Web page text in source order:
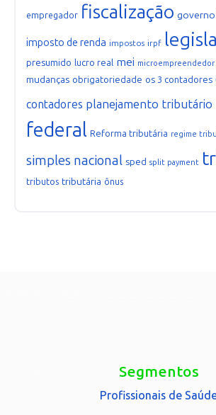
empregador fiscalização
imposto de renda impostos irpf
presumido lucro real mei
mudanças obrigatoriedade os 3 contadores
contadores planejamento tributário
federal Reforma tributária regime
simples nacional sped split payment
tributos tributária ônus
Segmentos
Profissionais de